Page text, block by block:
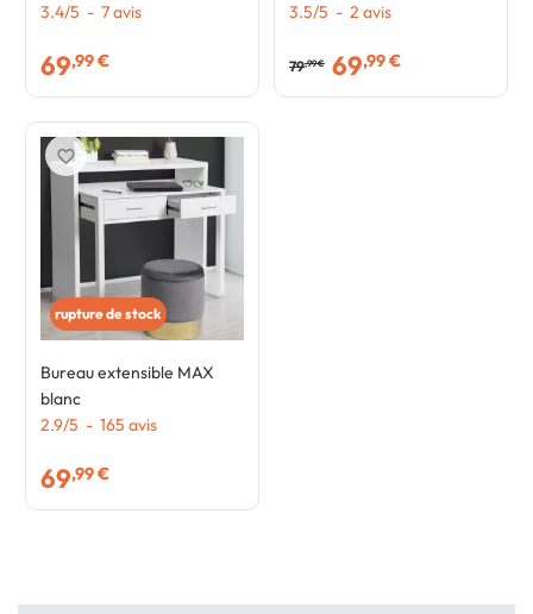
bois façon hêtre et noir
3.4/5 - 7avis
69,99 €
rangement blanc et bois
3.5/5 - 2 avis
79,99 € 69,99 €
rupture de stock
Bureau extensible MAX
blanc
2.9/5 - 165 avis
69,99 €
favorite_border